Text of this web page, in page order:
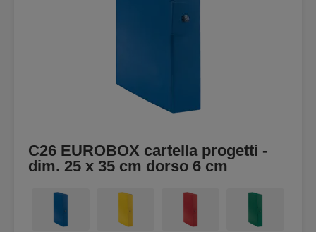
C26 EUROBOX cartella progetti -
dim. 25 x 35 cm dorso 6 cm